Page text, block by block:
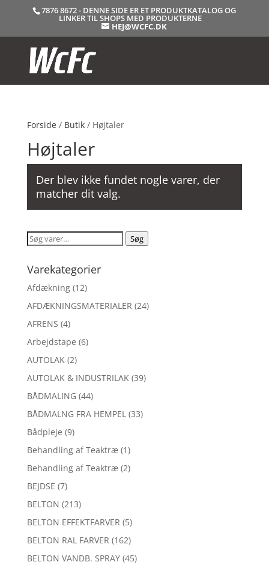
7876 8672 - DENNE SIDE ER ET PRODUKTKATALOG OG
LINKER TIL SHOPS MED PRODUKTERNE
HEJ@WCFC.DK
Forside/ Butik/ Højtaler
Højtaler
Der blev ikke fundet nogle varer, der
matcher dit valg.
Søg
Søg
Varekategorier
Afdækning (12)
AFDÆKNINGSMATERIALER (24)
AFRENS (4)
Arbejdstape (6)
AUTOLAK (2)
AUTOLAK & INDUSTRILAK (39)
BÅDMALING (44)
BÅDMALNG FRA HEMPEL (33)
Bådpleje (9)
Behandling af Teaktræ (1)
Behandling af Teaktræ (2)
BEJDSE (7)
BELTON (213)
BELTON EFFEKTFARVER (5)
BELTON RAL FARVER (162)
BELTON VANDB. SPRAY (45)